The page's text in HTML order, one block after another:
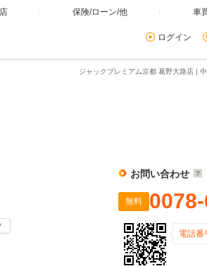
保険/ローン/他 車
ログイン
ジャックプレミアム京都 葛野大路店 |
お問い合わせ
無料
電話番